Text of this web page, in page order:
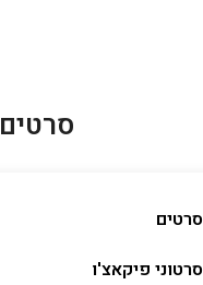
סרטים
סרטים
סרטוני פיקאצ'ו